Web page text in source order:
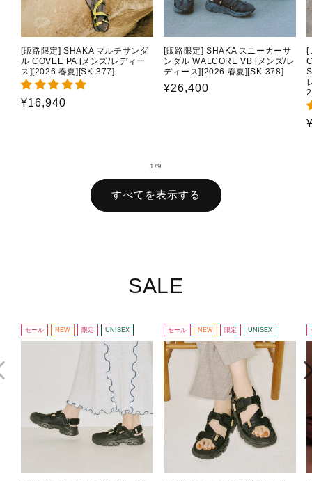
[販路限定] SHAKA マルチサンダ
ル COVEE PA [メンズ/レディー
ス][2026 春夏][SK-377]
通
¥16,940
[販路限定] SHAKA スニーカーサ
ンダル WALCORE VB [メンズ/レ
ディース][2026 春夏][SK-378]
通
¥26,400
[
1/の
9
すべてを表示する
SALE
セール NEW 限定 UNISEX セール NEW 限定 UNISEX